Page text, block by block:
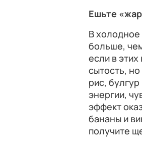
Ешьте
В
больше,
если в
сытость,
рис,
энергии,
эффект
бананы и
получите